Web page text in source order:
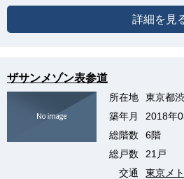
詳細を見
ザサンメゾン表参道
所在地
東京都
築年月
2018年
総階数
6階
総戸数
21戸
交通
東京メ